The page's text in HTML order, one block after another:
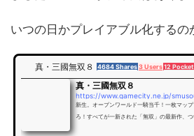
いつの日かプレイアブル化するの
真・三國無双８ 4684 Shares3 Users12
真・三國無双８
https://www.gamecity.ne.jp/
新生。オープンワールド一騎当千！一枚マッ
ろ！すべてが一新された「無双」の最新作、つ